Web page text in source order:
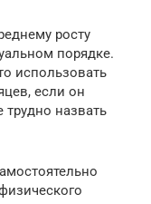
росту
порядке.
использовать
если он
трудно назвать